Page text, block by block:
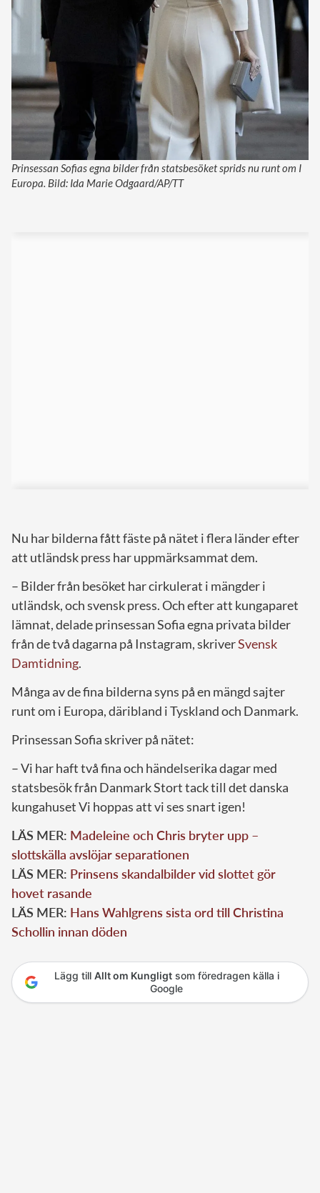
Prinsessan Sofias egna bilder från statsbesöket sprids nu runt om I
Europa. Bild: Ida Marie Odgaard/AP/TT
Nu har bilderna fått fäste på nätet i flera länder efter
att utländsk press har uppmärksammat dem.
– Bilder från besöket har cirkulerat i mängder i
utländsk, och svensk press. Och efter att kungaparet
lämnat, delade prinsessan Sofia egna privata bilder
från de två dagarna på Instagram, skriverSvensk
Damtidning.
Många av de fina bilderna syns på en mängd sajter
runt om i Europa, däribland i Tyskland och Danmark.
Prinsessan Sofia skriver på nätet:
– Vi har haft två fina och händelserika dagar med
statsbesök från Danmark Stort tack till det danska
kungahuset Vi hoppas att vi ses snart igen!
LÄS MER: Madeleine och Chris bryter upp –
slottskälla avslöjar separationen
LÄS MER: Prinsens skandalbilder vid slottet gör
hovet rasande
LÄS MER: Hans Wahlgrens sista ord till Christina
Schollin innan döden
Lägg till Allt om Kungligtsom föredragen källa i
Google